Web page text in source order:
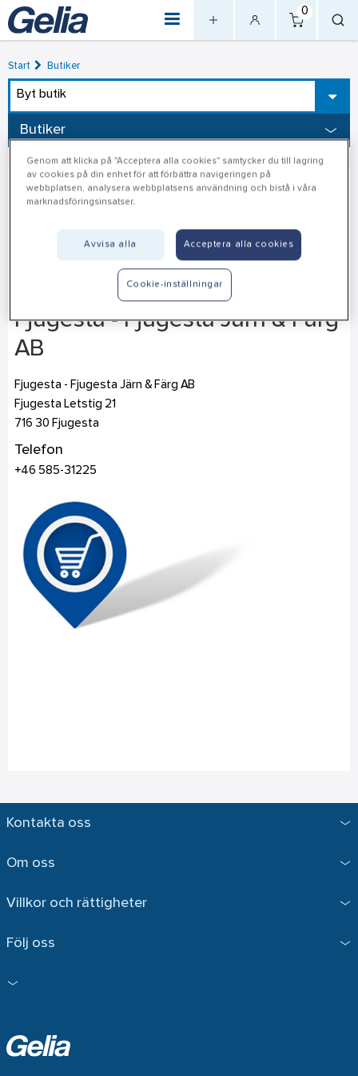
0
Start Butiker
Byt butik
Butiker
Fjugesta - Fjugesta Järn & Färg
AB
Fjugesta - Fjugesta Järn & Färg AB
Fjugesta Letstig 21
716 30 Fjugesta
Telefon
+46 585-31225
Kontakta oss
Om oss
Villkor och rättigheter
Följ oss
Genom att klicka på "Acceptera alla cookies" samtycker du till lagring
av cookies på din enhet för att förbättra navigeringen på
webbplatsen, analysera webbplatsens användning och bistå i våra
marknadsföringsinsatser.
Avvisa alla Acceptera alla cookies
Cookie-inställningar